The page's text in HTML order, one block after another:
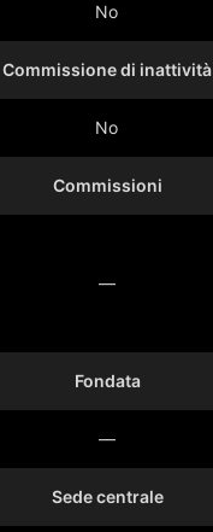
No
Commissione di inattività
No
Commissioni
—
Fondata
—
Sede centrale